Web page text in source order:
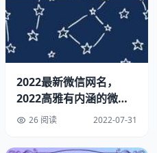
凤凰乃是天上的神鸟，当他
人与物的模样，但是在天界
只能是动物的形象。
也就是说，他还没有那么大
人身或是原形是动物的为天
予而提升的，鸡就不说了吧
2022最新微信网名，
2022高雅有内涵的微信
名字高雅有内涵的微信名
26 阅读 2022-07-31